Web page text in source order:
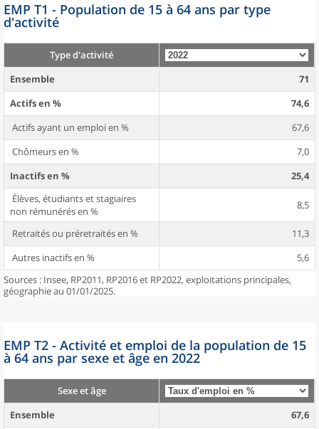
EMP T1 - Population de 15 à 64 ans par type
d'activité
Type d'activité
Ensemble
71
Actifs en %
74,6
Actifs ayant un emploi en %
67,6
Chômeurs en %
7,0
Inactifs en %
25,4
Élèves, étudiants et stagiaires
non rémunérés en %
8,5
Retraités ou préretraités en %
11,3
Autres inactifs en %
5,6
Sources : Insee, RP2011, RP2016 et RP2022, exploitations principales,
géographie au 01/01/2025.
EMP T2 - Activité et emploi de la population de 15
à 64 ans par sexe et âge en 2022
Sexe et âge
Ensemble
67,6